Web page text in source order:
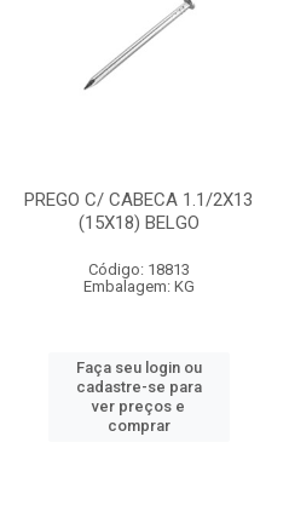
PREGO C/ CABECA 1.1/2X13
(15X18) BELGO
Código: 18813
Embalagem: KG
Faça seu login ou
cadastre-se para
ver preços e
comprar